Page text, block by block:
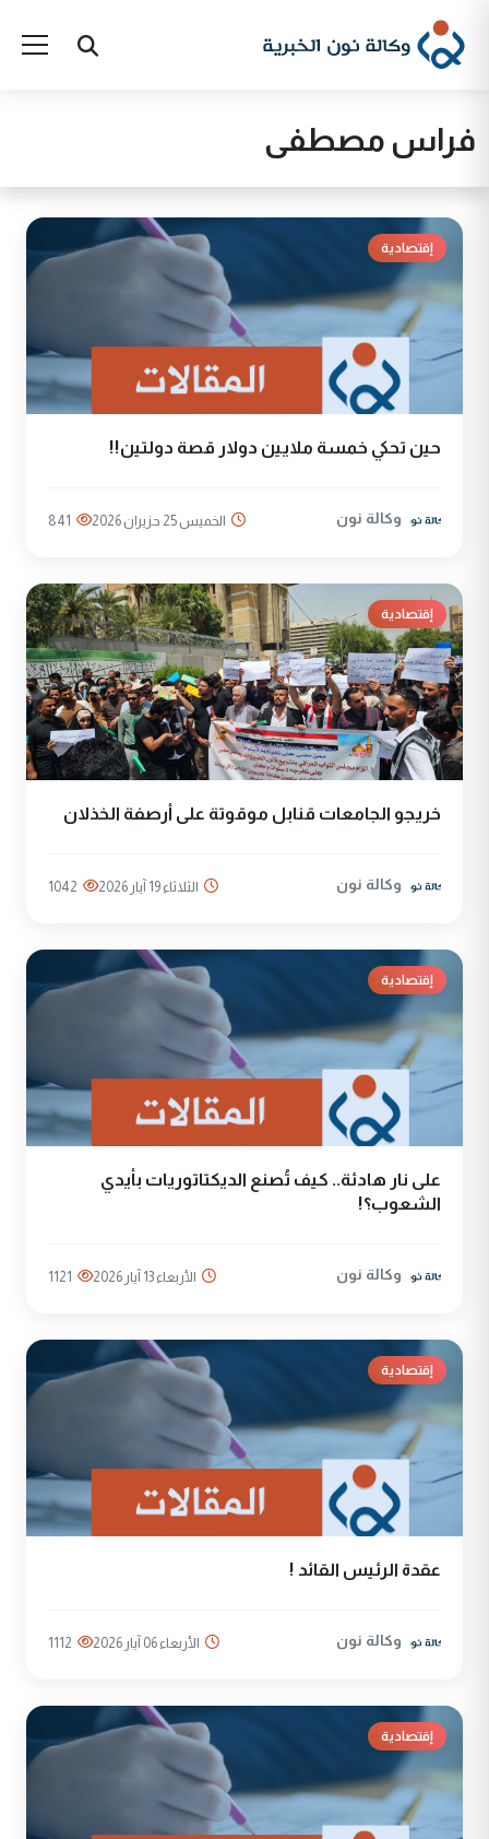
فراس مصطفى
إقتصادية
حين تحكي خمسة ملايين دولار قصة دولتين!!
وكالة نون الخميس 25 حزيران 2026 841
إقتصادية
خريجو الجامعات قنابل موقوتة على أرصفة الخذلان
وكالة نون الثلاثاء 19 آيار 2026 1042
إقتصادية
على نار هادئة.. كيف تُصنع الديكتاتوريات بأيدي
الشعوب؟!
وكالة نون الأربعاء 13 آيار 2026 1121
إقتصادية
عقدة الرئيس القائد !
وكالة نون الأربعاء 06 آيار 2026 1112
إقتصادية